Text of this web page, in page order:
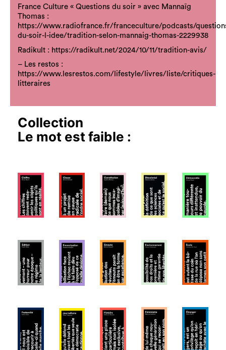
France Culture « Questions du soir » avec Mannaïg
Thomas :
https://www.radiofrance.fr/franceculture/podcasts/
du-soir-l-idee/tradition-selon-mannaig-thomas-2229938
Radikult : https://radikult.net/2024/10/11/tradition-avis/
– Les restos :
https://www.lesrestos.com/lifestyle/livres/liste/critiques-
litteraires
Collection
Le mot est faible :